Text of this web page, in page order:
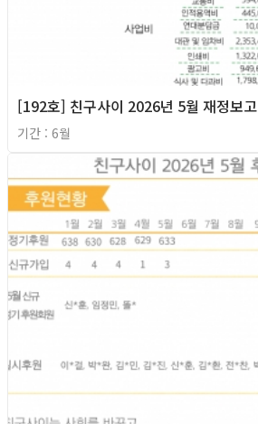
[192호] 친구사이 2026년 5월 재정보고
기간 : 6월